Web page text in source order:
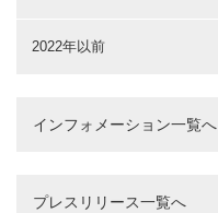
2022年以前
インフォメーション一覧へ
プレスリリース一覧へ